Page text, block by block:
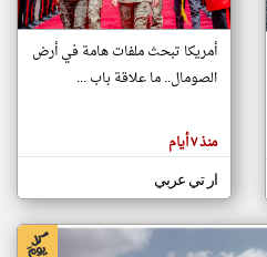
تغيير الدولة
اخبار الصومال على مدار الساعة
أهم اخبار الصومال العاجلة والمباشرة
أمريكا تبحث ملفات هامة في أرض
الصومال.. ما علاقة باب ...
منذ ٧ أيام
ار تي عربي
klyoum.com